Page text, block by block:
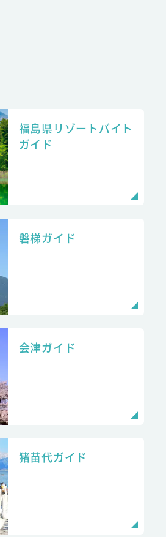
福島県リゾートバイト
ガイド
磐梯ガイド
会津ガイド
猪苗代ガイド